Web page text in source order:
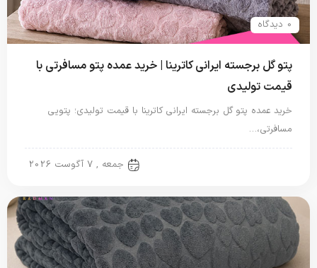
0 دیدگاه
پتو گل برجسته ایرانی کاترینا | خرید عمده پتو مسافرتی با
قیمت تولیدی
خرید عمده پتو گل برجسته ایرانی کاترینا با قیمت تولیدی؛ پتویی
مسافرتی،…
جمعه , 7 آگوست 2026